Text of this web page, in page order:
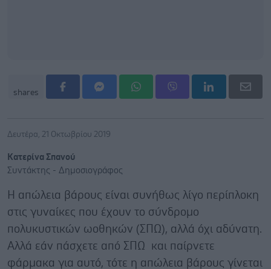
shares
Δευτέρα, 21 Οκτωβρίου 2019
Κατερίνα Σπανού
Συντάκτης - Δημοσιογράφος
Η απώλεια βάρους είναι συνήθως λίγο περίπλοκη
στις γυναίκες που έχουν το σύνδρομο
πολυκυστικών ωοθηκών (ΣΠΩ), αλλά όχι αδύνατη.
Αλλά εάν πάσχετε από ΣΠΩ και παίρνετε
φάρμακα για αυτό, τότε η απώλεια βάρους γίνεται